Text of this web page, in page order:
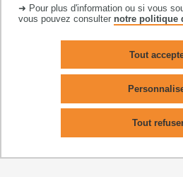
➜ Pour plus d'information ou si vous
vous pouvez consulter notre politique
Tout
Tout
SCIENCES DE LA TERRE ET
ENVIRONNEMENT